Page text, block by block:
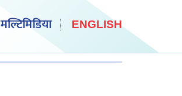
मल्टिमिडिया ENGLISH